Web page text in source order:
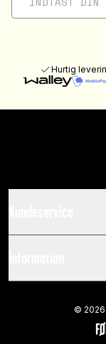
Hurtig
© 2026